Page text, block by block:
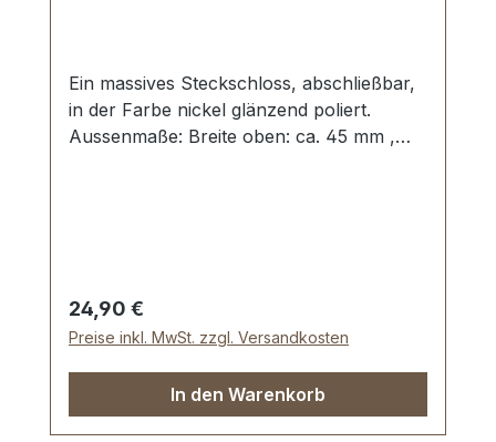
Ein massives Steckschloss, abschließbar,
in der Farbe nickel glänzend poliert.
Aussenmaße: Breite oben: ca. 45 mm ,
Unterlegscheibe einfach befestigt.
Lieferumfang: 1 Stück Steckschloss,
bestehend aus Oberteil und Unterteil 1
Stück Schlüssel 2 Stück Madenschrauben
(zur Befestigung des Oberteils) 1 Stück
Unterlegscheibe (zur Befestigung des
Regulärer Preis:
24,90 €
Preise inkl. MwSt. zzgl. Versandkosten
In den Warenkorb